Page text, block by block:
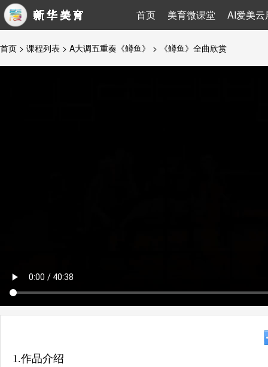
首页 美育微课堂 AI爱美云
首页 > 课程列表 > A大调五重奏《鳟鱼》 > 《鳟鱼》全曲欣赏
1.作品介绍